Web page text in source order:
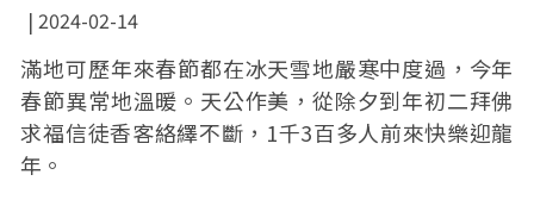
2024-02-14
滿地可歷年來春節都在冰天雪地嚴寒中度過，今年
春節異常地溫暖。天公作美，從除夕到年初二拜佛
求福信徒香客絡繹不斷，1千3百多人前來快樂迎龍
年。